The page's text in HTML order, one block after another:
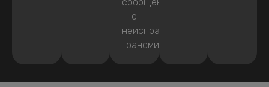
о
неисправности
трансмиссии.